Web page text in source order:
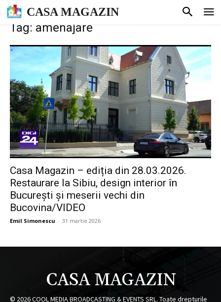
CASA MAGAZIN
Tag: amenajare
Casa Magazin – ediția din 28.03.2026.
Restaurare la Sibiu, design interior în
București și meserii vechi din
Bucovina/VIDEO
Emil Simonescu - 31 martie 2026
CASA MAGAZIN
© 2026COOL MEDIA BROADCASTING & EVENTS SRL. Toate drepturile